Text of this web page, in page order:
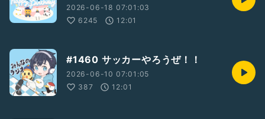
2026-06-18 07:01:03
6245
12:01
#1460 サッカーやろうぜ！！
2026-06-10 07:01:05
387
12:01